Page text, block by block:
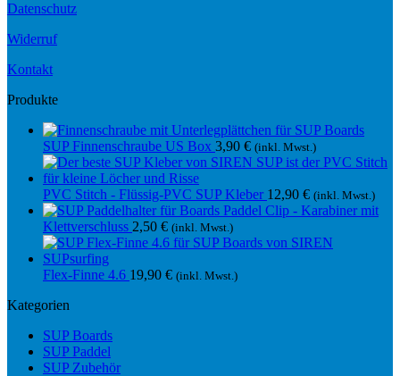
Datenschutz
Widerruf
Kontakt
Produkte
SUP Finnenschraube US Box 3,90 € (inkl. Mwst.)
PVC Stitch - Flüssig-PVC SUP Kleber 12,90 € (inkl. Mwst.)
Paddel Clip - Karabiner mit
Klettverschluss 2,50 € (inkl. Mwst.)
Flex-Finne 4.6 19,90 € (inkl. Mwst.)
Kategorien
SUP Boards
SUP Paddel
SUP Zubehör